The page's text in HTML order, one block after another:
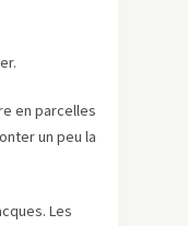
en parcelles
un peu la
Les